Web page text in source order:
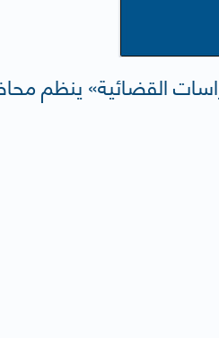
القضائية» ينظم